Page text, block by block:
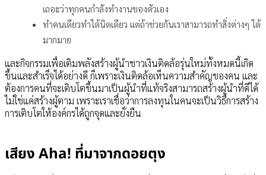
เถอะว่าทุกคนกำลังทำงานของตัวเอง
ทำคนเดียวทำได้นิดเดียว แต่ถ้าช่วยกันเราสามารถทำสิ่งต่างๆ ได้
มากมาย
และกิจกรรมเพื่อเติมพลังสร้างผู้นำชาวเงินติดล้อรุ่นใหม่ทั้งหมดนี้เกิด
ขึ้นและสำเร็จได้อย่างดี ก็เพราะเงินติดล้อเห็นความสำคัญของคน และ
ต้องการคนที่จะเติบโตขึ้นมาเป็นผู้นำที่แท้จริงสามารถสร้างผู้นำที่ดีได้
ไม่ใช่แค่สร้างผู้ตาม เพราะเราเชื่อว่าการลงทุนในคนจะเป็นวิธีการสร้าง
การเติบโตให้องค์กรได้ถูกจุดและยั่งยืน
เสียง Aha! ที่มาจากดอยตุง